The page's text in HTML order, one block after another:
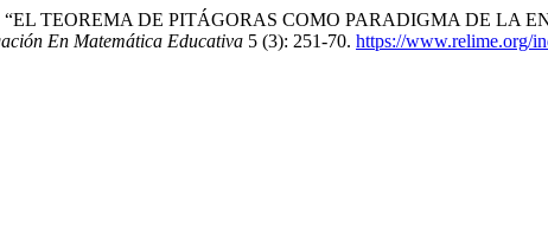
“EL TEOREMA DE PITÁGORAS COMO PARADIGMA DE
En Matemática Educativa 5 (3): 251-70. https://www.relime.org/